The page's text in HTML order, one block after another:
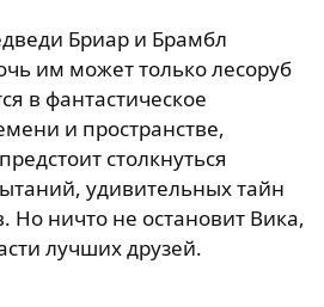
Бриар и Брамбл
им может только лесоруб
в фантастическое
и пространстве,
столкнуться
удивительных тайн
Но ничто не остановит Вика,
лучших друзей.